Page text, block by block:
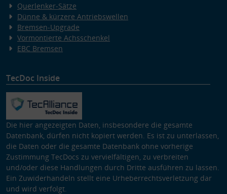
Querlenker-Sätze
Dünne & kürzere Antriebswellen
Bremsen-Upgrade
Vormontierte Achsschenkel
EBC Bremsen
TecDoc Inside
Die hier angezeigten Daten, insbesondere die gesamte
Datenbank, dürfen nicht kopiert werden. Es ist zu unterlassen,
die Daten oder die gesamte Datenbank ohne vorherige
Zustimmung TecDocs zu vervielfältigen, zu verbreiten
und/oder diese Handlungen durch Dritte ausführen zu lassen.
Ein Zuwiderhandeln stellt eine Urheberrechtsverletzung dar
und wird verfolgt.